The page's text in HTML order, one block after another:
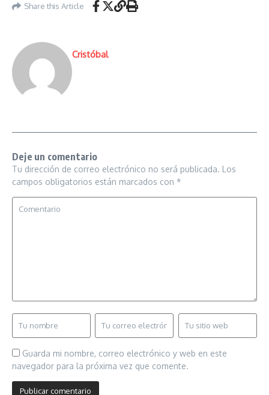
Share this Article
Cristóbal
Deje un comentario
Tu dirección de correo electrónico no será publicada. Los
campos obligatorios están marcados con *
Guarda mi nombre, correo electrónico y web en este
navegador para la próxima vez que comente.